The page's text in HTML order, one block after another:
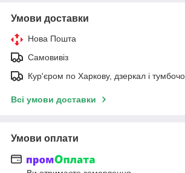
Умови доставки
Нова Пошта
Самовивіз
Кур'єром по Харкову, дзеркал і
Всі умови доставки
Умови оплати